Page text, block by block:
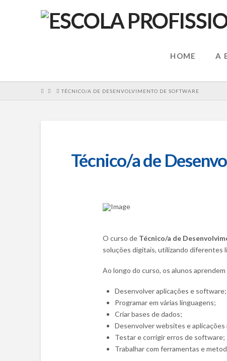
HOME A
HOMETÉCNICO/A DE DESENVOLVIMENTO DE SOFTWARE
Técnico/a de
O curso de Técnico/a de
soluções digitais, utilizando diferentes
Ao longo do curso, os alunos aprendem
Desenvolver aplicações e software;
Programar em várias linguagens;
Criar bases de dados;
Desenvolver websites e aplicações
Testar e corrigir erros de software;
Trabalhar com ferramentas e